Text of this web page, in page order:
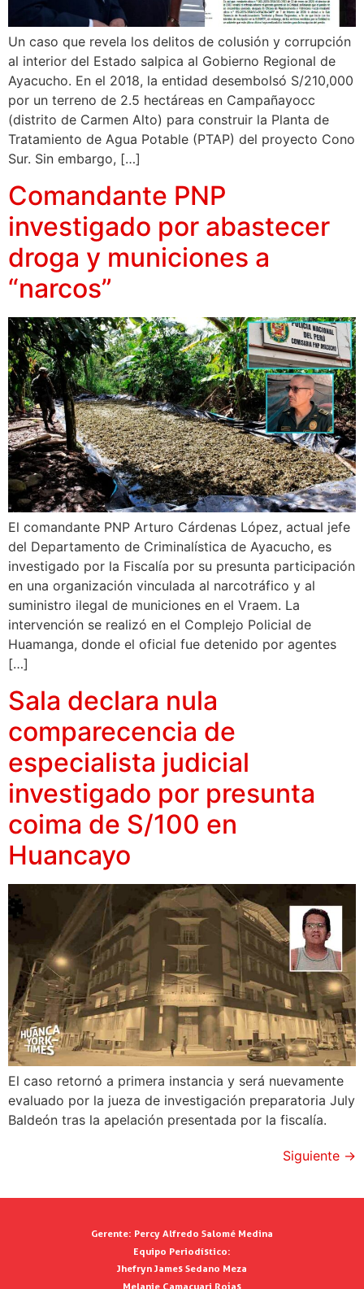
Un caso que revela los delitos de colusión y corrupción
al interior del Estado salpica al Gobierno Regional de
Ayacucho. En el 2018, la entidad desembolsó S/210,000
por un terreno de 2.5 hectáreas en Campañayocc
(distrito de Carmen Alto) para construir la Planta de
Tratamiento de Agua Potable (PTAP) del proyecto Cono
Sur. Sin embargo, […]
Comandante PNP
investigado por abastecer
droga y municiones a
“narcos”
El comandante PNP Arturo Cárdenas López, actual jefe
del Departamento de Criminalística de Ayacucho, es
investigado por la Fiscalía por su presunta participación
en una organización vinculada al narcotráfico y al
suministro ilegal de municiones en el Vraem. La
intervención se realizó en el Complejo Policial de
Huamanga, donde el oficial fue detenido por agentes
[…]
Sala declara nula
comparecencia de
especialista judicial
investigado por presunta
coima de S/100 en
Huancayo
El caso retornó a primera instancia y será nuevamente
evaluado por la jueza de investigación preparatoria July
Baldeón tras la apelación presentada por la fiscalía.
Siguiente →
Gerente: Percy Alfredo Salomé Medina
Equipo Periodístico:
Jhefryn James Sedano Meza
Melanie Camacuari Rojas